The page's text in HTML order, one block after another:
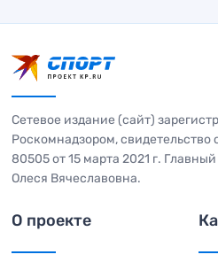
Сетевое издание (сайт)
Роскомнадзором,
80505 от 15 марта 2021 г.
Олеся Вячеславовна.
О проекте